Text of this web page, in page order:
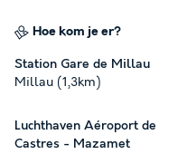
Hoe kom je er?
Station Gare de Millau
Millau (1,3km)
Luchthaven Aéroport de
Castres - Mazamet